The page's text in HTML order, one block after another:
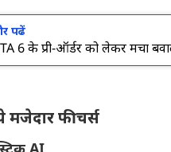
पढें
6 के प्री-ऑर्डर को लेकर मचा
फीचर्स
AI
Redmi Note 17 5G भारत